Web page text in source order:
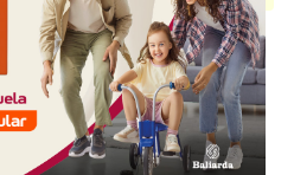
coriónica
Serono